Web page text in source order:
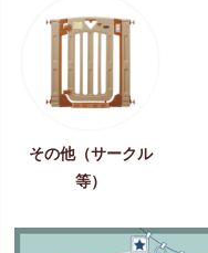
その他（サークル
等）